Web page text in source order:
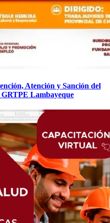
Atención y Sanción del
Lambayeque